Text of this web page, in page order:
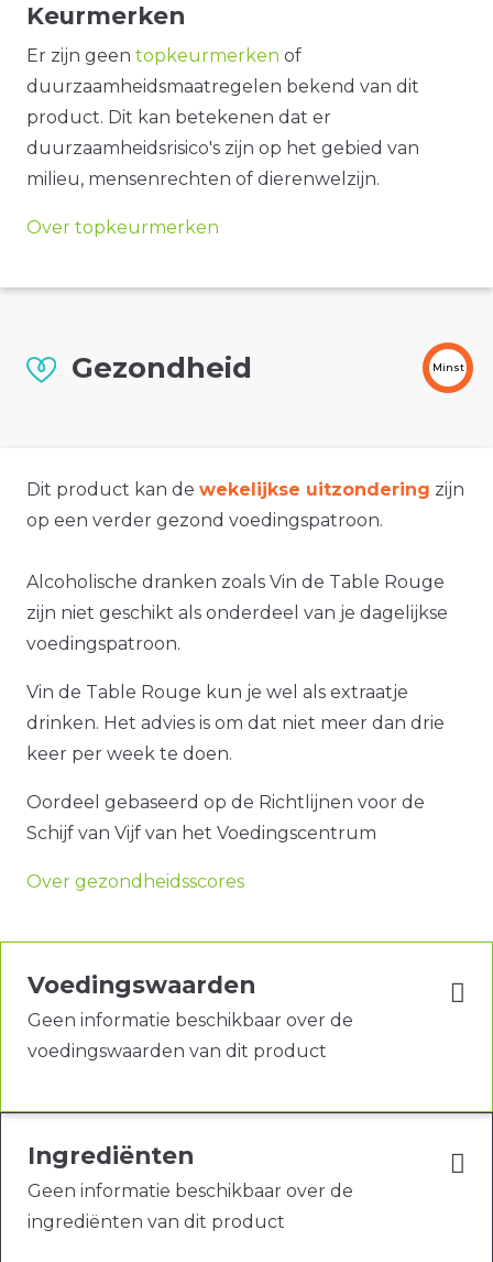
Keurmerken
Er zijn geen topkeurmerken of
duurzaamheidsmaatregelen bekend van dit
product. Dit kan betekenen dat er
duurzaamheidsrisico's zijn op het gebied van
milieu, mensenrechten of dierenwelzijn.
Over topkeurmerken
Gezondheid Minst
Dit product kan de wekelijkse uitzondering zijn
op een verder gezond voedingspatroon.
Alcoholische dranken zoals Vin de Table Rouge
zijn niet geschikt als onderdeel van je dagelijkse
voedingspatroon.
Vin de Table Rouge kun je wel als extraatje
drinken. Het advies is om dat niet meer dan drie
keer per week te doen.
Oordeel gebaseerd op de Richtlijnen voor de
Schijf van Vijf van het Voedingscentrum
Over gezondheidsscores
Voedingswaarden
Geen informatie beschikbaar over de
voedingswaarden van dit product
Ingrediënten
Geen informatie beschikbaar over de
ingrediënten van dit product